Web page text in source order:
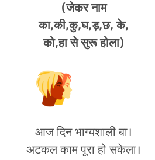
(जेकर नाम
का,की,कु,घ,ड़,छ, के,
को,हा से सुरू होला)
आज दिन भाग्यशाली बा।
अटकल काम पूरा हो सकेला।